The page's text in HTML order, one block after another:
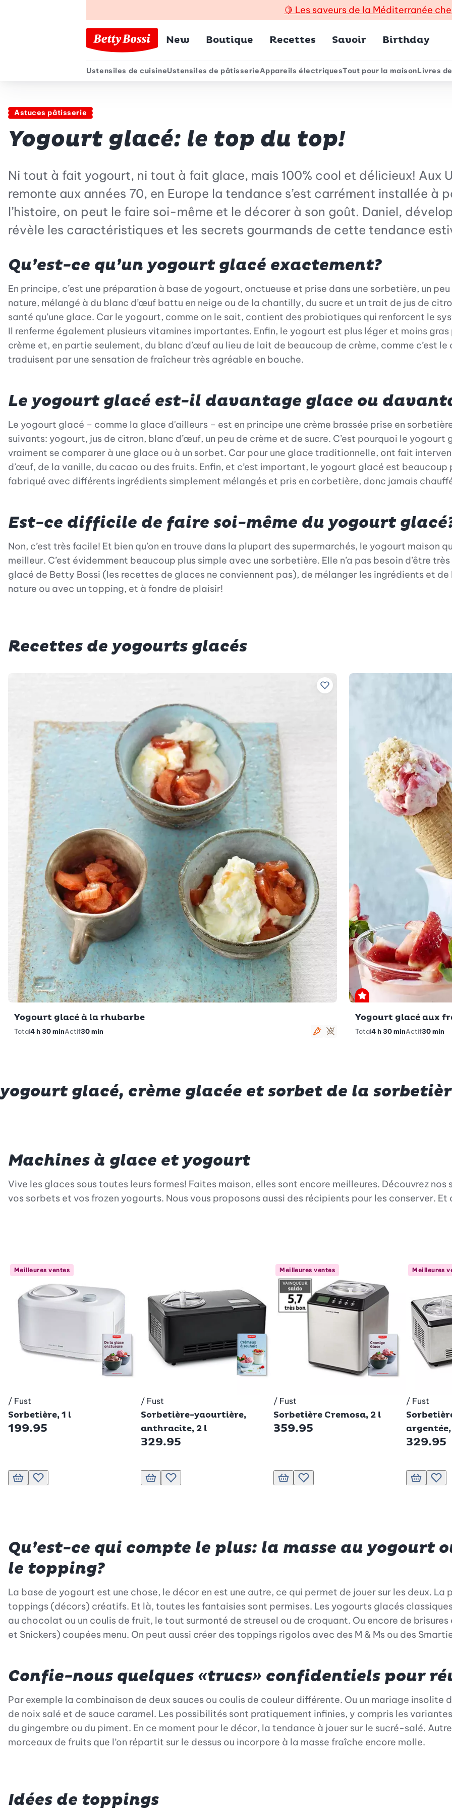
🍋 Les saveurs de la Méditerranée
Menu principal
New Boutique Recettes Savoir Birthday
Menu secondaire
Ustensiles de cuisineUstensiles de pâtisserieAppareils électriquesTout pour la maisonLivres
Astuces pâtisserie
Yogourt glacé: le top du top!
Ni tout à fait yogourt, ni tout à fait glace, mais 100% cool et délicieux! Aux
remonte aux années 70, en Europe la tendance s’est carrément installée à
l’histoire, on peut le faire soi-même et le décorer à son goût. Daniel,
révèle les caractéristiques et les secrets gourmands de cette tendance
Qu’est-ce qu’un yogourt glacé exactement?
En principe, c’est une préparation à base de yogourt, onctueuse et prise dans une sorbetière, un
nature, mélangé à du blanc d’œuf battu en neige ou de la chantilly, du sucre et un trait de jus de
santé qu’une glace. Car le yogourt, comme on le sait, contient des probiotiques qui renforcent le
Il renferme également plusieurs vitamines importantes. Enfin, le yogourt est plus léger et moins
crème et, en partie seulement, du blanc d’œuf au lieu de lait de beaucoup de crème, comme c’est
traduisent par une sensation de fraîcheur très agréable en bouche.
Le yogourt glacé est-il davantage glace ou
Le yogourt glacé – comme la glace d'ailleurs – est en principe une crème brassée prise en
suivants: yogourt, jus de citron, blanc d’œuf, un peu de crème et de sucre. C’est pourquoi le
vraiment se comparer à une glace ou à un sorbet. Car pour une glace traditionnelle, ont fait
d’œuf, de la vanille, du cacao ou des fruits. Enfin, et c’est important, le yogourt glacé est
fabriqué avec différents ingrédients simplement mélangés et pris en corbetière, donc jamais
Est-ce difficile de faire soi-même du yogourt
Non, c’est très facile! Et bien qu’on en trouve dans la plupart des supermarchés, le yogourt maison
meilleur. C’est évidemment beaucoup plus simple avec une sorbetière. Elle n’a pas besoin d’être
glacé de Betty Bossi (les recettes de glaces ne conviennent pas), de mélanger les ingrédients et de
nature ou avec un topping, et à fondre de plaisir!
Recettes de yogourts glacés
Ajouter à vos recettes préférées
Yogourt glacé à la rhubarbe
Total4 h 30 minActif30 min
Végétarien
Sans gluten
Premium
Yogourt glacé aux
Total4 h 30 minActif30 min
yogourt glacé, crème glacée et sorbet de la
Machines à glace et yogourt
Vive les glaces sous toutes leurs formes! Faites maison, elles sont encore meilleures. Découvrez
vos sorbets et vos frozen yogourts. Nous vous proposons aussi des récipients pour les conserver.
Meilleures ventes
Betty Bossi
/ Fust
Sorbetière, 1 l
199.95
Ajouter au panier
Ajouter à la liste de souhaits.
Betty Bossi
/ Fust
Sorbetière-yaourtière,
anthracite, 2 l
329.95
Ajouter au panier
Ajouter à la liste de souhaits.
Meilleures ventes
Betty Bossi
/ Fust
Sorbetière Cremosa, 2 l
359.95
Ajouter au panier
Ajouter à la liste de souhaits.
Meilleures
Betty
/ Fust
argentée,
329.95
Ajouter au
Qu’est-ce qui compte le plus: la masse au yogourt
le topping?
La base de yogourt est une chose, le décor en est une autre, ce qui permet de jouer sur les deux.
toppings (décors) créatifs. Et là, toutes les fantaisies sont permises. Les yogourts glacés
au chocolat ou un coulis de fruit, le tout surmonté de streusel ou de croquant. Ou encore de
et Snickers) coupées menu. On peut aussi créer des toppings rigolos avec des M & Ms ou des
Confie-nous quelques «trucs» confidentiels pour
Par exemple la combinaison de deux sauces ou coulis de couleur différente. Ou un mariage insolite
de noix salé et de sauce caramel. Les possibilités sont pratiquement infinies, y compris les
du gingembre ou du piment. En ce moment pour le décor, la tendance à jouer sur le sucré-salé.
morceaux de fruits que l’on répartit sur le dessus ou incorpore à la masse fraîche encore molle.
Idées de toppings